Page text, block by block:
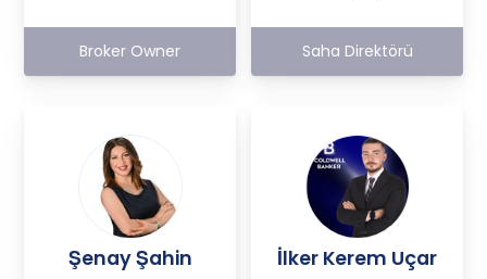
Broker Owner Saha Direktörü
Şenay Şahin İlker Kerem Uçar